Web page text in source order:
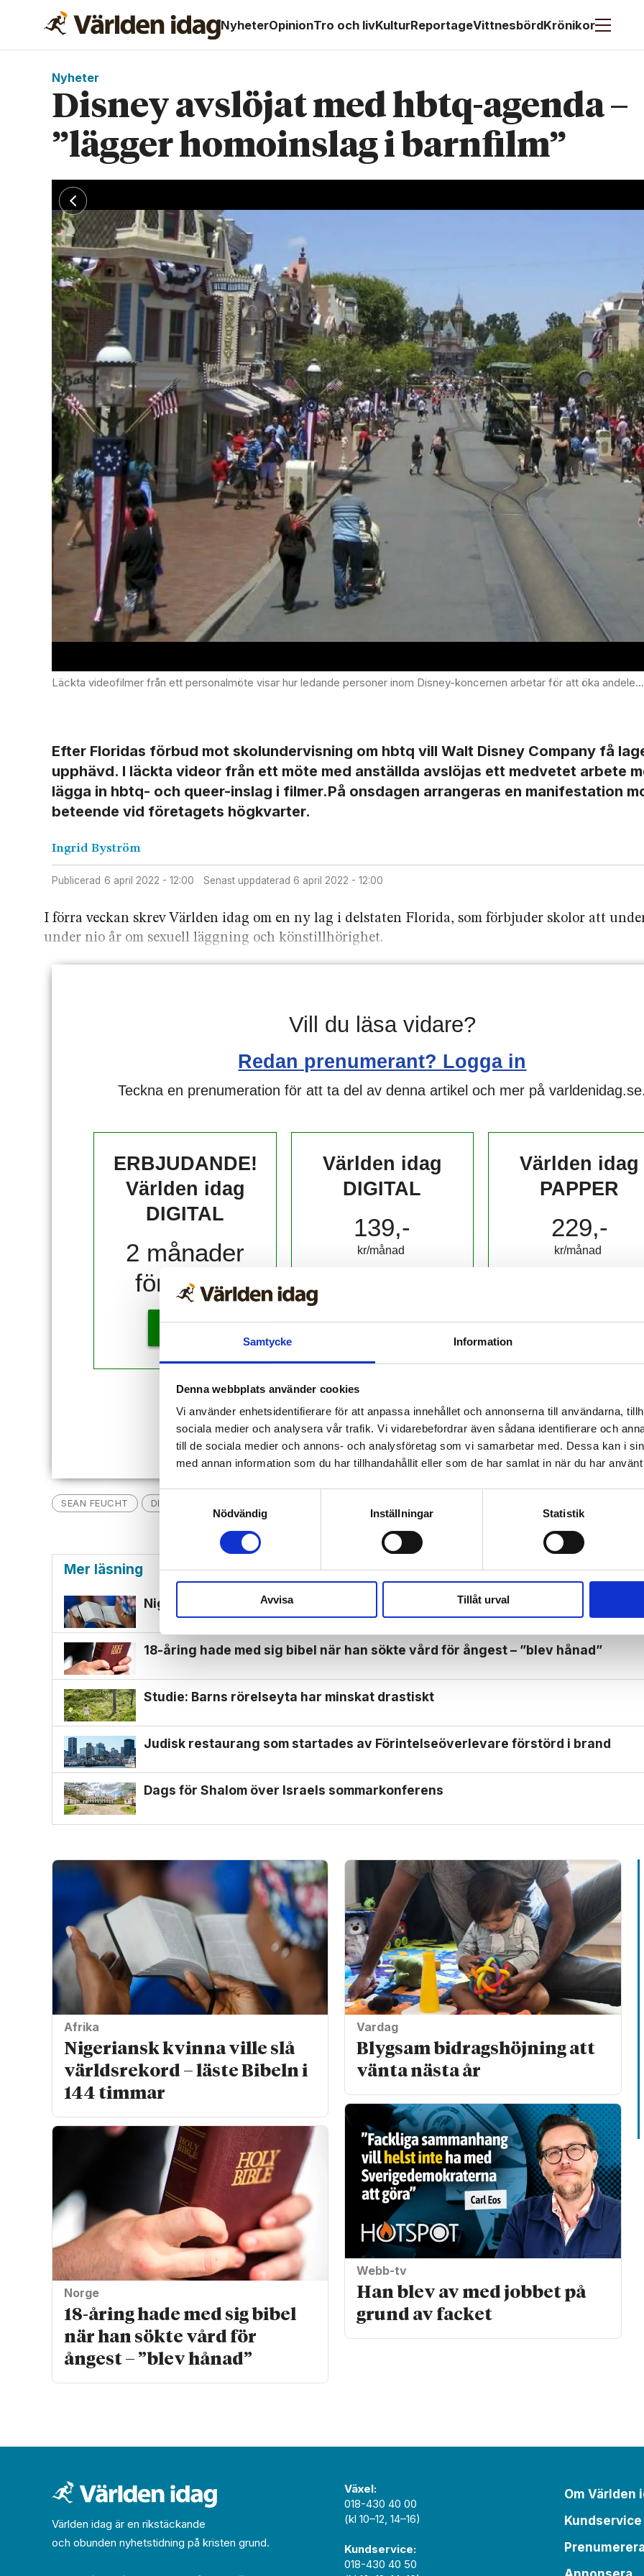
Samtycke Information
Denna webbplats använder cookies
Vi använder enhetsidentifierare för att anpassa innehållet och annonserna till användarna,
sociala medier och analysera vår trafik. Vi vidarebefordrar även sådana identifierare och
till de sociala medier och annons- och analysföretag som vi samarbetar med. Dessa kan i
med annan information som du har tillhandahållit eller som de har samlat in när du har
Samtyckesval
Nödvändig
Inställningar Statistik
Avvisa Tillåt urval
NyheterOpinionTro och livKulturReportageVittnesbördKrönikor
Nyheter
Disney avslöjat med hbtq-agenda –
”lägger homoinslag i barnfilm”
Läckta videofilmer från ett personalmöte visar hur ledande personer inom Disney-koncernen arbetar för att öka andelen inslag av hbtq-karaktär i filmer och barnprogram. Foto: Wikipedia
Efter Floridas förbud mot skolundervisning om hbtq vill Walt Disney Company få
upphävd. I läckta videor från ett möte med anställda avslöjas ett medvetet arbete
lägga in hbtq- och queer-inslag i filmer.På onsdagen arrangeras en manifestation
beteende vid företagets högkvarter.
Ingrid Byström
Publicerad 6 april 2022 - 12:00 Senast uppdaterad 6 april 2022 - 12:00
I förra veckan skrev Världen idag om en ny lag i delstaten Florida, som förbjuder skolor att
under nio år om sexuell läggning och könstillhörighet.
Vill du läsa vidare?
Redan prenumerant? Logga in
Teckna en prenumeration för att ta del av denna artikel och mer på
ERBJUDANDE!
Världen idag
DIGITAL
2 månader
för 10 kr!
KÖP
Världen idag
DIGITAL
139,-
kr/månad ​​​​​​
Världen idag
PAPPER
229,-
kr/månad ​​​​​​
Mina Sidor
SEAN FEUCHT DISNEY
Mer läsning
Nigeriansk kvinna ville slå världs­rekord – läste Bibeln i 144 timmar
18-åring hade med sig bibel när han sökte vård för ångest – ”blev hånad”
Studie: Barns rörelseyta har minskat drastiskt
Judisk restaurang som startades av Förintelse­överlevare förstörd i brand
Dags för Shalom över Israels sommarkonferens
Afrika
Nigeriansk kvinna ville slå
världs­rekord – läste Bibeln i
144 timmar
Norge
18-åring hade med sig bibel
när han sökte vård för
ångest – ”blev hånad”
Vardag
Blygsam bidrags­höjning att
vänta nästa år
Webb-tv
Han blev av med jobbet på
grund av facket
Världen idag är en rikstäckande
och obunden nyhets­­­tidning på kristen grund.
Växel:
018-430 40 00
(kl 10–12, 14–16)
Kundservice:
018-430 40 50
Om Världen
Kundservice